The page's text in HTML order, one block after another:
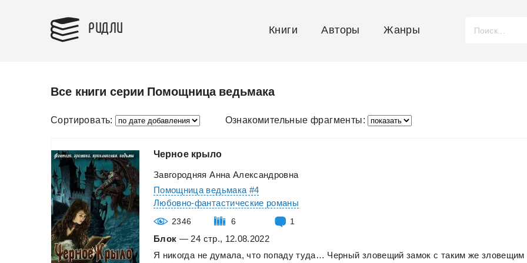
РИДЛИ Книги Авторы Жанры
Все книги серии Помощница ведьмака
Сортировать: Ознакомительные фрагменты:
Черное крыло
Завгородняя Анна Александровна
Помощница ведьмака #4
Любовно-фантастические романы
2346 6 1
Блок — 24 стр., 12.08.2022
Я никогда не думала, что попаду туда… Черный зловещий замок с таким же зловещим